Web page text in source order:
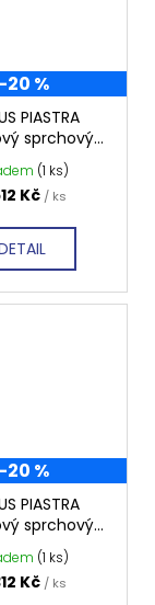
%
PIASTRA
sprchový
750x112x55
GMP93
(1 ks)
Kč / ks
%
PIASTRA
sprchový
1150x130x55
GMP87
(1 ks)
Kč / ks